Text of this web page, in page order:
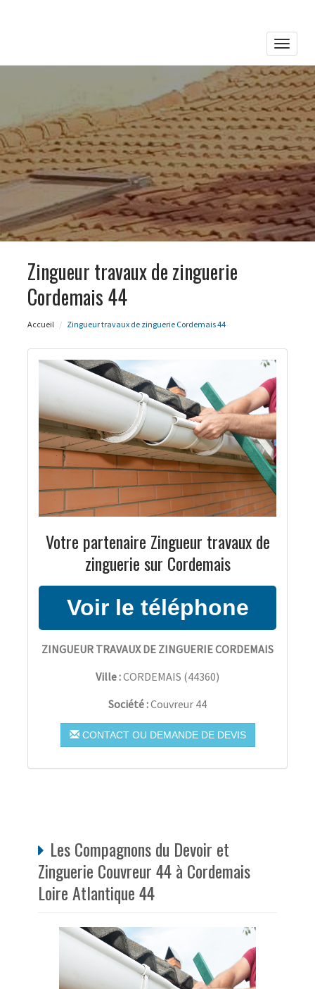
Toggle
Zingueur travaux de zinguerie
Cordemais 44
Accueil Zingueur travaux de zinguerie Cordemais 44
Votre partenaire Zingueur travaux de
zinguerie sur Cordemais
ZINGUEUR TRAVAUX DE ZINGUERIE CORDEMAIS
Ville :CORDEMAIS (44360)
Société :Couvreur 44
CONTACT OU DEMANDE DE DEVIS
Les Compagnons du Devoir et
Zinguerie Couvreur 44 à Cordemais
Loire Atlantique 44